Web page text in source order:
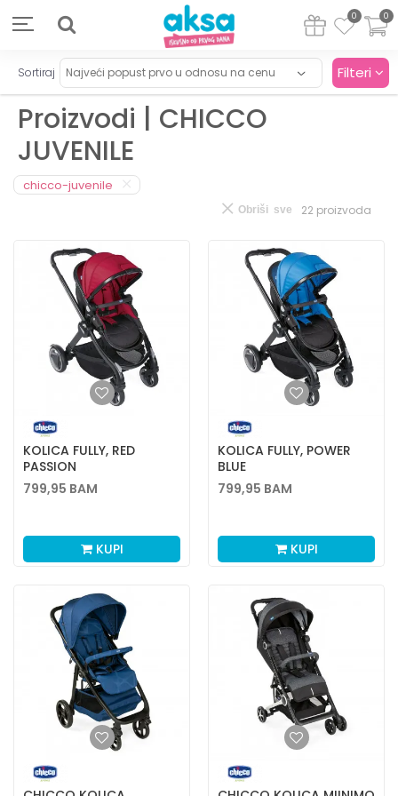
0
0
Proizvodi | CHICCO
JUVENILE
Sortiraj Filteri
chicco-juvenile
22 proizvoda
Obriši sve
KOLICA FULLY, RED
PASSION
799,95 BAM
KUPI
KOLICA FULLY, POWER
BLUE
799,95 BAM
KUPI